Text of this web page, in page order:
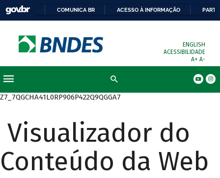
COMUNICA BR ACESSO À INFORMAÇÃO
ENGLISH
ACESSIBILIDADE
A+ A-
Z7_7QGCHA41L0RP906P422Q9QGGA7
Visualizador do
Conteúdo da Web